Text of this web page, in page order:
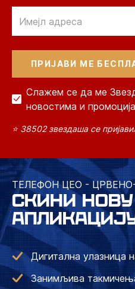
Слажем се да ме
новостима и
⭐ 38502 звездаша се
ТЕЛЕФОН ЦЕО -
СКИНИ НОВУ
Дигитална улазница
Занимљива